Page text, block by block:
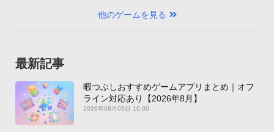
他のゲームを見る
最新記事
暇つぶしおすすめゲームアプリまとめ｜オフ
ライン対応あり【2026年8月】
2026年08月05日 10:00